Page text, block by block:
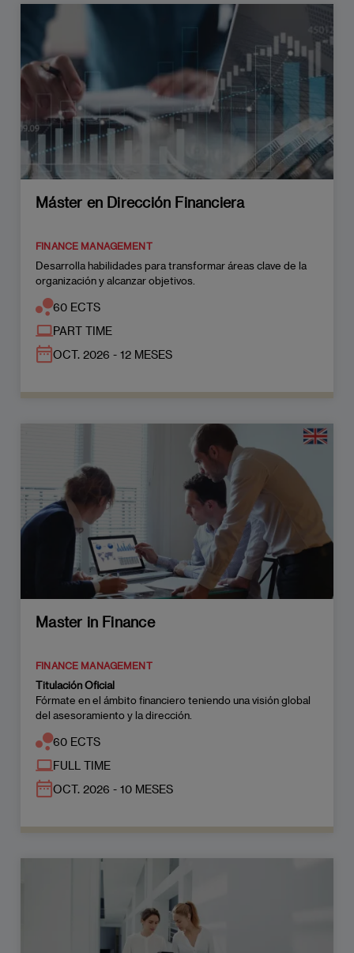
Máster en Dirección Financiera
FINANCE MANAGEMENT
Desarrolla habilidades para transformar áreas clave de la
organización y alcanzar objetivos.
60 ECTS
PART TIME
OCT. 2026 - 12 MESES
Master in Finance
FINANCE MANAGEMENT
Titulación Oficial
Fórmate en el ámbito financiero teniendo una visión global
del asesoramiento y la dirección.
60 ECTS
FULL TIME
OCT. 2026 - 10 MESES